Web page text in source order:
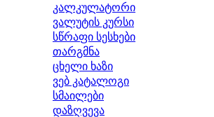
კალკულატორი
ვალუტის კურსი
სწრაფი სესხები
თარგმნა
ცხელი ხაზი
ვებ კატალოგი
სმაილები
დაზღვევა